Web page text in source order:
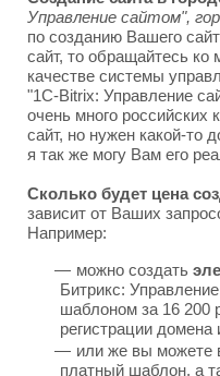
Управление сайтом",
по созданию Вашего
сайт, то обращайтесь
качестве системы
"1C-Bitrix: Управление
очень много российских
сайт, но нужен какой-то
я так же могу Вам его
Сколько будет цена
зависит от Ваших
Например:
можно создать
Битрикс:
шаблоном за 16 200
регистрации домена
или же вы можете
платный шаблон, а